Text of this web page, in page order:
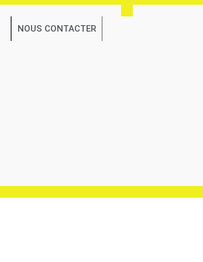
NOUS CONTACTER